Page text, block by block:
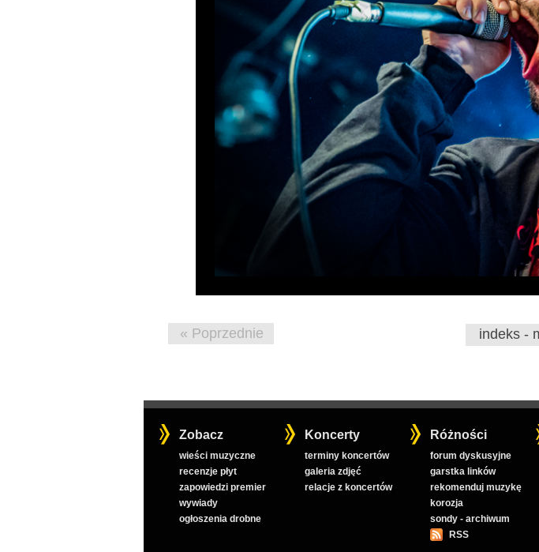
« Poprzednie indeks -
Zobacz
wieści muzyczne
recenzje płyt
zapowiedzi premier
wywiady
ogłoszenia drobne
Koncerty
terminy koncertów
galeria zdjęć
relacje z koncertów
Różności
forum dyskusyjne
garstka linków
rekomenduj muzykę
korozja
sondy - archiwum
RSS